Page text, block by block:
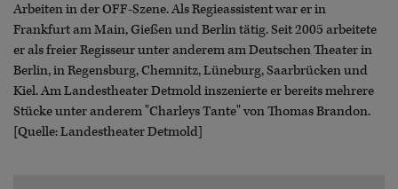
Arbeiten in der OFF-Szene. Als Regieassistent war er in
Frankfurt am Main, Gießen und Berlin tätig. Seit 2005 arbeitete
er als freier Regisseur unter anderem am Deutschen Theater in
Berlin, in Regensburg, Chemnitz, Lüneburg, Saarbrücken und
Kiel. Am Landestheater Detmold inszenierte er bereits mehrere
Stücke unter anderem "Charleys Tante" von Thomas Brandon.
[Quelle: Landestheater Detmold]